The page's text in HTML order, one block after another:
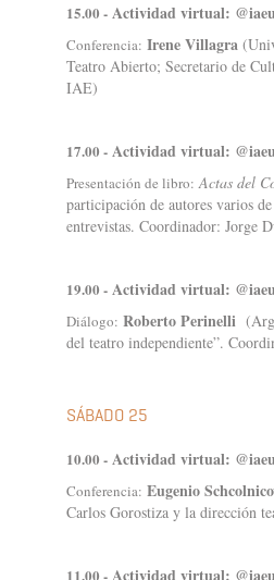
15.00 - Actividad virtual:
Conferencia: Irene Villagra
Teatro Abierto; Secretario de
IAE)
17.00 - Actividad virtual:
Presentación de libro:Actas del
participación de autores varios
entrevistas. Coordinador:
19.00 - Actividad virtual:
Diálogo: Roberto Perinelli
del teatro independiente”.
SÁBADO 25
10.00 - Actividad virtual:
Conferencia: Eugenio
Carlos Gorostiza y la dirección
11.00 - Actividad virtual: